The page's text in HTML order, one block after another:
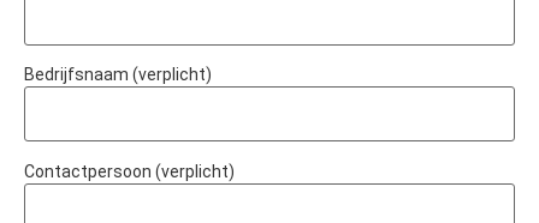
Bedrijfsnaam (verplicht)
Contactpersoon (verplicht)